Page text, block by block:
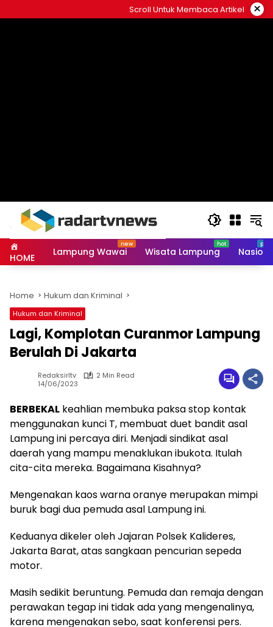
to
Scroll Untuk Membaca Artikel ×
HOME Lampung Wawai Wisata Lampung
Home Hukum dan Kriminal
Hukum dan Kriminal
Lagi, Komplotan Curanmor Lampung
Berulah Di Jakarta
Redaksirltv
2 Min Read
14/06/2023
BERBEKAL keahlian membuka paksa stop kontak
menggunakan kunci T, membuat duet bandit asal
Lampung ini percaya diri. Menjadi sindikat asal
daerah yang mampu menaklukan ibukota. Itulah
cita-cita mereka. Bagaimana Kisahnya?
Mengenakan kaos warna oranye merupakan mimpi
buruk bagi dua pemuda asal Lampung ini.
Keduanya dikeler oleh Jajaran Polsek Kalideres,
Jakarta Barat, atas sangkaan pencurian sepeda
motor.
Masih sedikit beruntung. Pemuda dan remaja dengan
perawakan tegap ini tidak ada yang mengenalinya,
karena mengenakan sebo, saat konferensi pers.